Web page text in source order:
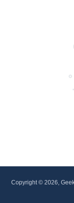
Copyright © 2026,